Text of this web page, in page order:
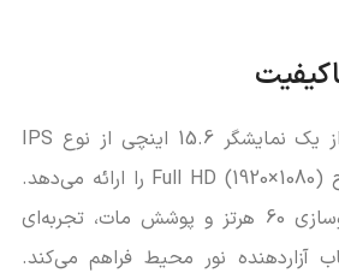
ایسوس در این مدل از یک نمایشگر 15.6 اینچی از نوع IPS
استفاده کرده که وضوح Full HD (1920×1080) را ارائه می‌دهد.
این نمایشگر با نرخ نوسازی 60 هرتز و پوشش مات، تجربه‌ای
آزاردهنده نور محیط فراهم می‌کند.